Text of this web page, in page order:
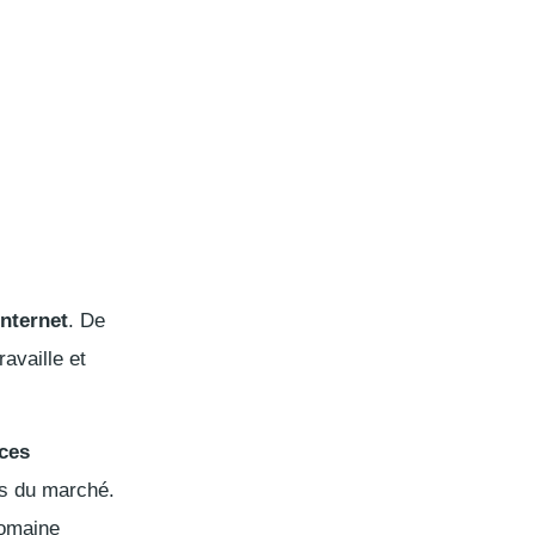
. De
et
du marché.